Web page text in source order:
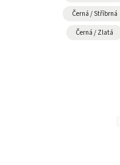
Černá / Stříbrná
Černá / Zlatá